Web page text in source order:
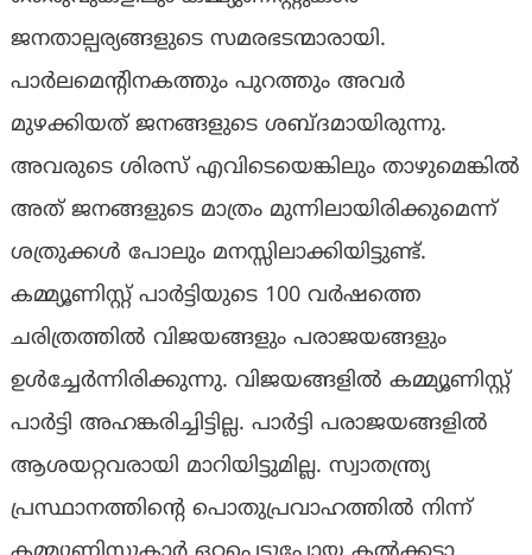
ജനതാല്പര്യങ്ങളുടെ സമരഭടന്മാരായി.
പാർലമെന്റിനകത്തും പുറത്തും അവർ
മുഴക്കിയത് ജനങ്ങളുടെ ശബ്ദമായിരുന്നു.
അവരുടെ ശിരസ് എവിടെയെങ്കിലും താഴുമെങ്കിൽ
അത് ജനങ്ങളുടെ മാത്രം മുന്നിലായിരിക്കുമെന്ന്
ശത്രുക്കൾ പോലും മനസ്സിലാക്കിയിട്ടുണ്ട്.
കമ്മ്യൂണിസ്റ്റ് പാർട്ടിയുടെ 100 വർഷത്തെ
ചരിത്രത്തിൽ വിജയങ്ങളും പരാജയങ്ങളും
ഉൾച്ചേർന്നിരിക്കുന്നു. വിജയങ്ങളിൽ കമ്മ്യൂണിസ്റ്റ്
പാർട്ടി അഹങ്കരിച്ചിട്ടില്ല. പാർട്ടി പരാജയങ്ങളിൽ
ആശയറ്റവരായി മാറിയിട്ടുമില്ല. സ്വാതന്ത്ര്യ
പ്രസ്ഥാനത്തിന്റെ പൊതുപ്രവാഹത്തിൽ നിന്ന്